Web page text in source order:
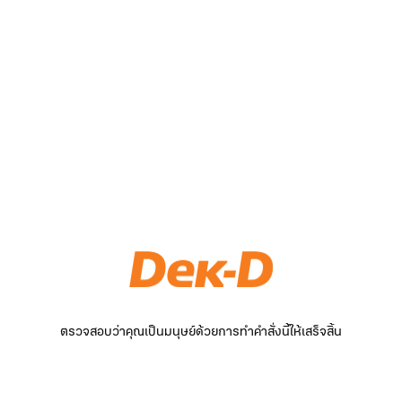
ตรวจสอบว่าคุณเป็นมนุษย์ด้วยการทำคำสั่งนี้ให้เสร็จสิ้น